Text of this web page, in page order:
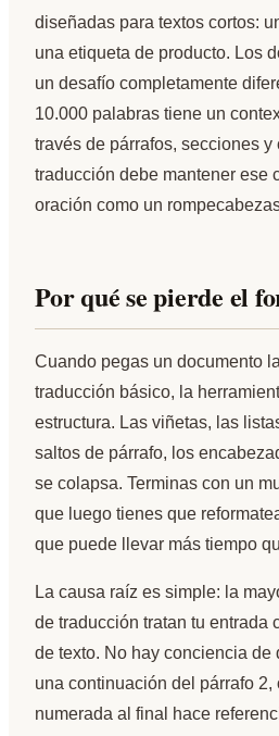
diseñadas para textos cortos:
una etiqueta de producto. Los
un desafío completamente
10.000 palabras tiene un
través de párrafos, secciones
traducción debe mantener ese
oración como un
Por qué se pierde el
Cuando pegas un documento
traducción básico, la
estructura. Las viñetas, las
saltos de párrafo, los
se colapsa. Terminas con un
que luego tienes que
que puede llevar más tiempo
La causa raíz es simple: la
de traducción tratan tu entrada
de texto. No hay conciencia de
una continuación del párrafo 2,
numerada al final hace